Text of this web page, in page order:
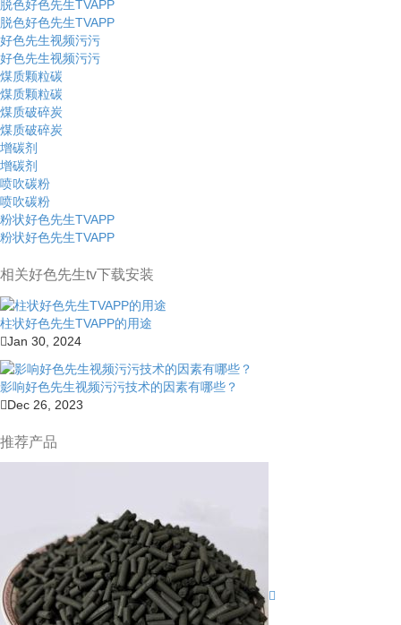
脱色好色先生TVAPP
脱色好色先生TVAPP
好色先生视频污污
好色先生视频污污
煤质颗粒碳
煤质颗粒碳
煤质破碎炭
煤质破碎炭
增碳剂
增碳剂
喷吹碳粉
喷吹碳粉
粉状好色先生TVAPP
粉状好色先生TVAPP
相关好色先生tv下载安装
柱状好色先生TVAPP的用途
Jan 30, 2024
影响好色先生视频污污技术的因素有哪些？
Dec 26, 2023
推荐产品